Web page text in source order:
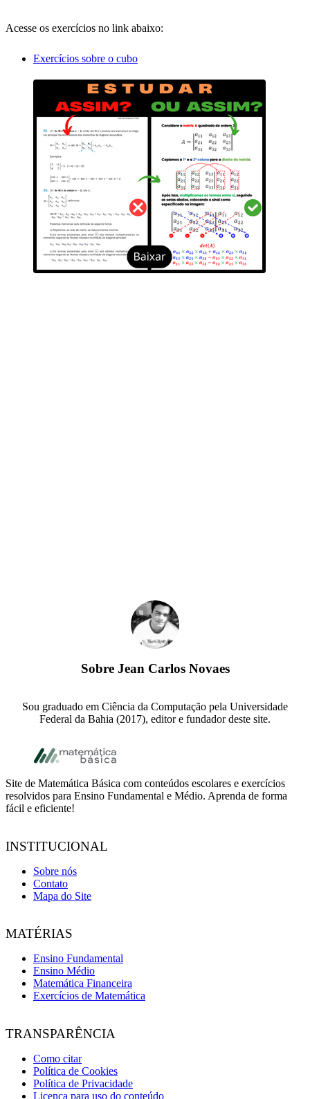
Acesse os exercícios no link abaixo:
Exercícios sobre o cubo
Sobre Jean Carlos Novaes
Sou graduado em Ciência da Computação pela Universidade
Federal da Bahia (2017), editor e fundador deste site.
Footer
Site de Matemática Básica com conteúdos escolares e exercícios
resolvidos para Ensino Fundamental e Médio. Aprenda de forma
fácil e eficiente!
INSTITUCIONAL
Sobre nós
Contato
Mapa do Site
MATÉRIAS
Ensino Fundamental
Ensino Médio
Matemática Financeira
Exercícios de Matemática
TRANSPARÊNCIA
Como citar
Política de Cookies
Política de Privacidade
Licença para uso do conteúdo